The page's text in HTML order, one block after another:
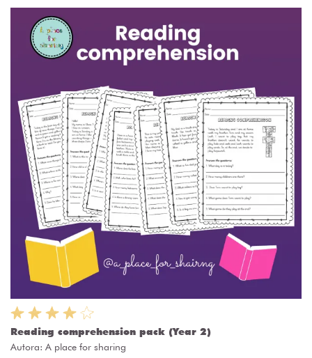
Reading comprehension pack (Year 2)
Autora: A place for sharing